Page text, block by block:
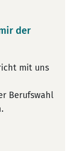
der
mit uns
Berufswahl